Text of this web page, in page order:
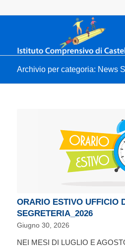
Archivio per categoria: News
ORARIO ESTIVO UFFICIO
SEGRETERIA_2026
Giugno 30, 2026
NEI MESI DI LUGLIO E